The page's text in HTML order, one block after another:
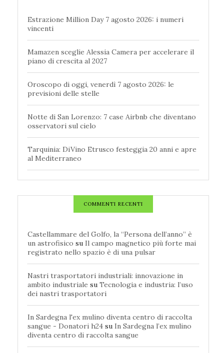
Estrazione Million Day 7 agosto 2026: i numeri
vincenti
Mamazen sceglie Alessia Camera per accelerare il
piano di crescita al 2027
Oroscopo di oggi, venerdì 7 agosto 2026: le
previsioni delle stelle
Notte di San Lorenzo: 7 case Airbnb che diventano
osservatori sul cielo
Tarquinia: DiVino Etrusco festeggia 20 anni e apre
al Mediterraneo
COMMENTI RECENTI
Castellammare del Golfo, la “Persona dell’anno” è
un astrofisico su Il campo magnetico più forte mai
registrato nello spazio è di una pulsar
Nastri trasportatori industriali: innovazione in
ambito industriale su Tecnologia e industria: l’uso
dei nastri trasportatori
In Sardegna l'ex mulino diventa centro di raccolta
sangue - Donatori h24 su In Sardegna l’ex mulino
diventa centro di raccolta sangue